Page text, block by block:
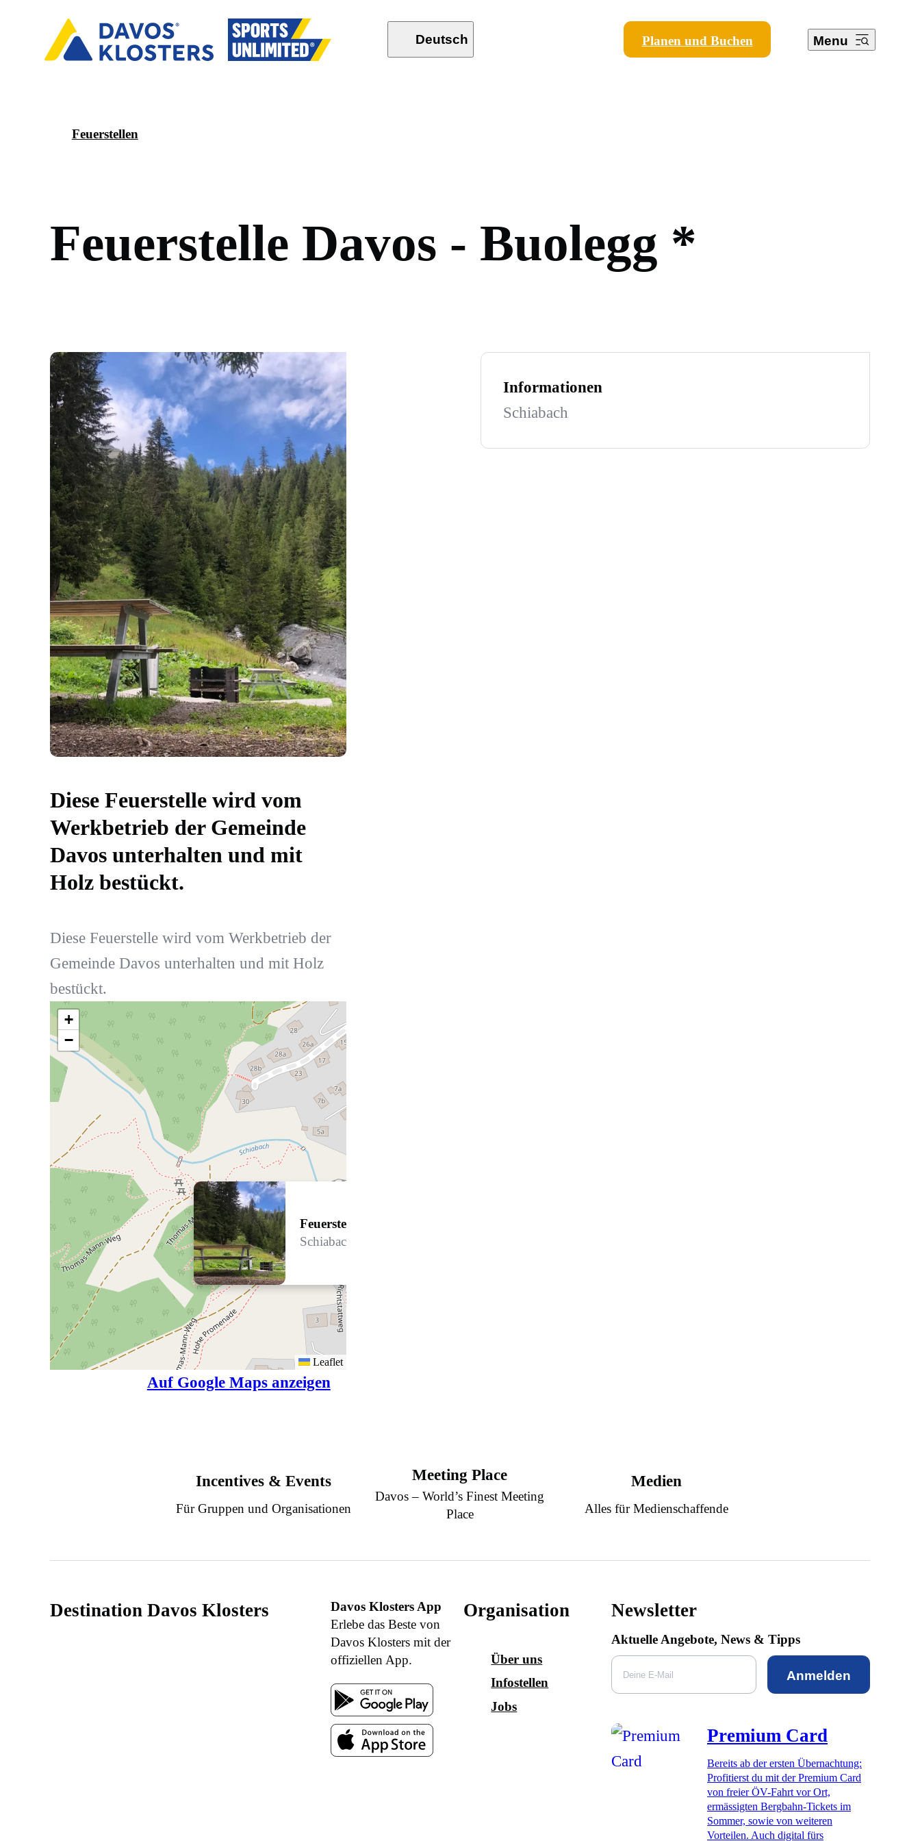
Deutsch Planen und Buchen Menu
Feuerstellen
Feuerstelle Davos - Buolegg *
Diese Feuerstelle wird vom
Werkbetrieb der Gemeinde
Davos unterhalten und mit
Holz bestückt.
Diese Feuerstelle wird vom Werkbetrieb der
Gemeinde Davos unterhalten und mit Holz
bestückt.
Feuerstelle Davos - Buolegg *
Schiabach
+
−
Leaflet
Auf Google Maps anzeigen
Informationen
Schiabach
Incentives & Events
Für Gruppen und Organisationen
Meeting Place
Davos – World’s Finest Meeting
Place
Medien
Alles für Medienschaffende
Destination Davos Klosters
Davos Klosters App
Erlebe das Beste von
Davos Klosters mit der
offiziellen App.
Organisation
Über uns
Infostellen
Jobs
Newsletter
Aktuelle Angebote, News & Tipps
Anmelden
Premium Card
Bereits ab der ersten Übernachtung:
Profitierst du mit der Premium Card
von freier ÖV-Fahrt vor Ort,
ermässigten Bergbahn-Tickets im
Sommer, sowie von weiteren
Vorteilen. Auch digital fürs